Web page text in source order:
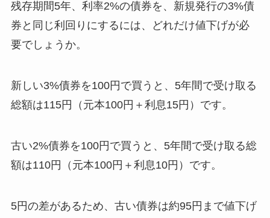
残存期間5年、利率2%の債券を、新規発行の3%債
券と同じ利回りにするには、どれだけ値下げが必
要でしょうか。
新しい3%債券を100円で買うと、5年間で受け取る
総額は115円（元本100円＋利息15円）です。
古い2%債券を100円で買うと、5年間で受け取る総
額は110円（元本100円＋利息10円）です。
5円の差があるため、古い債券は約95円まで値下げ